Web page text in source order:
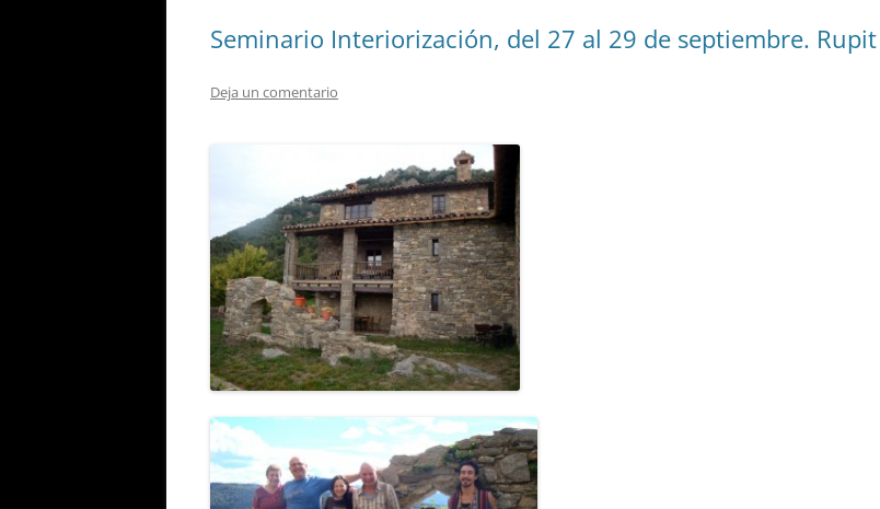
Seminario Interiorización, del 27 al 29 de septiembre. Rupit
Deja un comentario